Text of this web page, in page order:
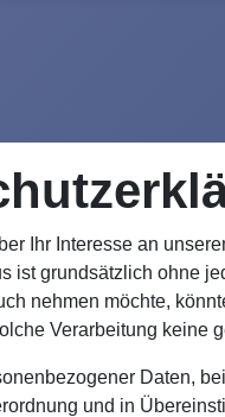
Ihr Interesse an
ist grundsätzlich ohne
nehmen möchte,
Verarbeitung keine
Daten,
und in